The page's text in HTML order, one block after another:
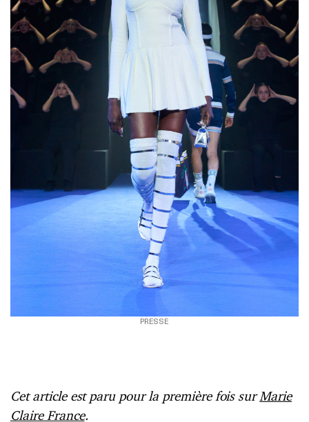
PRESSE
Cet article est paru pour la première fois surMarie
Claire France.